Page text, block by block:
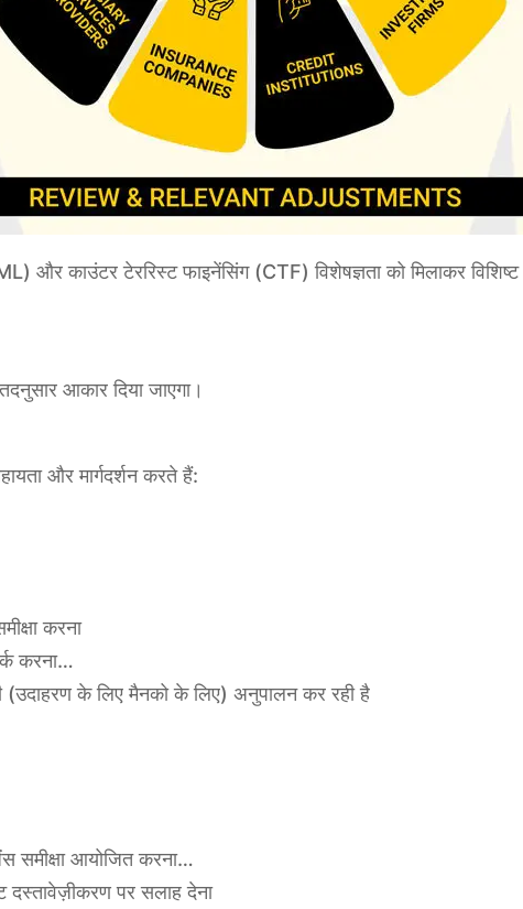
काउंटर टेररिस्ट फाइनेंसिंग (CTF) विशेषज्ञता को मिलाकर
आकार दिया जाएगा।
और मार्गदर्शन करते हैं:
करना
करना…
(उदाहरण के लिए मैनको के लिए) अनुपालन कर रही है
समीक्षा आयोजित करना…
पर सलाह देना